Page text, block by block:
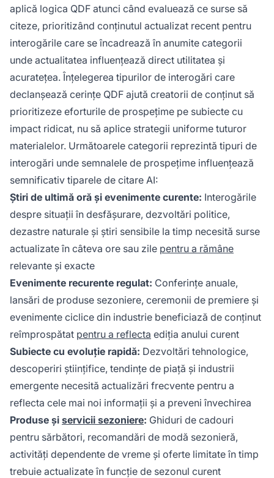
aplică logica QDF atunci când evaluează ce surse să
citeze, prioritizând conținutul actualizat recent pentru
interogările care se încadrează în anumite categorii
unde actualitatea influențează direct utilitatea și
acuratețea. Înțelegerea tipurilor de interogări care
declanșează cerințe QDF ajută creatorii de conținut să
prioritizeze eforturile de prospețime pe subiecte cu
impact ridicat, nu să aplice strategii uniforme tuturor
materialelor. Următoarele categorii reprezintă tipuri de
interogări unde semnalele de prospețime influențează
semnificativ tiparele de citare AI:
Știri de ultimă oră și evenimente curente: Interogările
despre situații în desfășurare, dezvoltări politice,
dezastre naturale și știri sensibile la timp necesită surse
actualizate în câteva ore sau zile pentru a rămâne
relevante și exacte
Evenimente recurente regulat: Conferințe anuale,
lansări de produse sezoniere, ceremonii de premiere și
evenimente ciclice din industrie beneficiază de conținut
reîmprospătat pentru a reflecta ediția anului curent
Subiecte cu evoluție rapidă: Dezvoltări tehnologice,
descoperiri științifice, tendințe de piață și industrii
emergente necesită actualizări frecvente pentru a
reflecta cele mai noi informații și a preveni învechirea
Produse și servicii sezoniere: Ghiduri de cadouri
pentru sărbători, recomandări de modă sezonieră,
activități dependente de vreme și oferte limitate în timp
trebuie actualizate în funcție de sezonul curent